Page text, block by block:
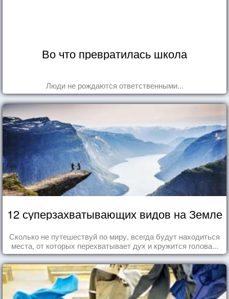
Во что превратилась школа
Люди не рождаются ответственными...
12 суперзахватывающих видов на Земле
Сколько не путешествуй по миру, всегда будут находиться
места, от которых перехватывает дух и кружится голова...